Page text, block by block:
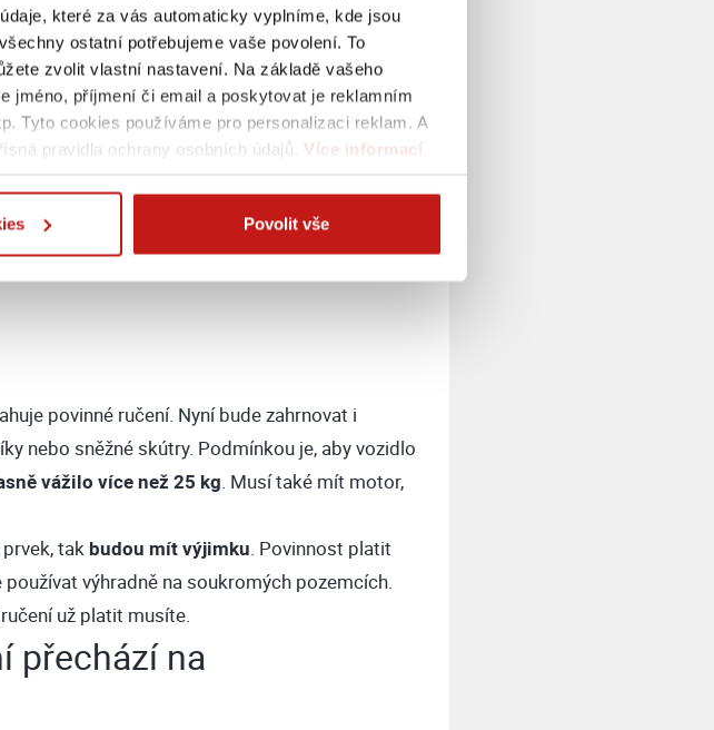
které za vás automaticky vyplníme, kde jsou
ostatní potřebujeme vaše povolení. To
zvolit vlastní nastavení. Na základě vašeho
jméno, příjmení či email a poskytovat je reklamním
Tyto cookies používáme pro personalizaci reklam. A
pravidla ochrany osobních údajů. Více informací
Povolit vše
povinné ručení. Nyní bude zahrnovat i
nebo sněžné skútry. Podmínkou je, aby vozidlo
vážilo více než 25 kg. Musí také mít motor,
tak budou mít výjimku. Povinnost platit
výhradně na soukromých pozemcích.
už platit musíte.
přechází na